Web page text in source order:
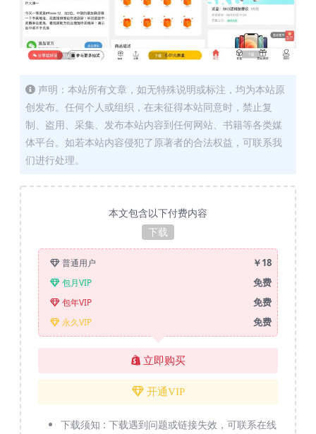
声明：本站所有文章，如无特殊说明或标注，均为本站原
创发布。任何个人或组织，在未征得本站同意时，禁止复
制、盗用、采集、发布本站内容到任何网站、书籍等各类媒
体平台。如若本站内容侵犯了原著者的合法权益，可联系我
们进行处理。
本文包含以下付费内容
下载
普通用户 ￥18
包月VIP 免费
包年VIP 免费
永久VIP 免费
立即购买
开通VIP
下载须知 : 下载遇到问题或链接失效，可联系在线